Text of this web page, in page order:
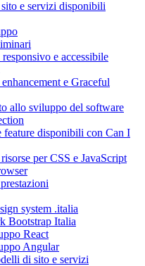
e servizi disponibili
e accessibile
e Graceful
allo sviluppo del software
feature disponibili con Can I
per CSS e JavaScript
system .italia
Bootstrap Italia
React
Angular
di sito e servizi